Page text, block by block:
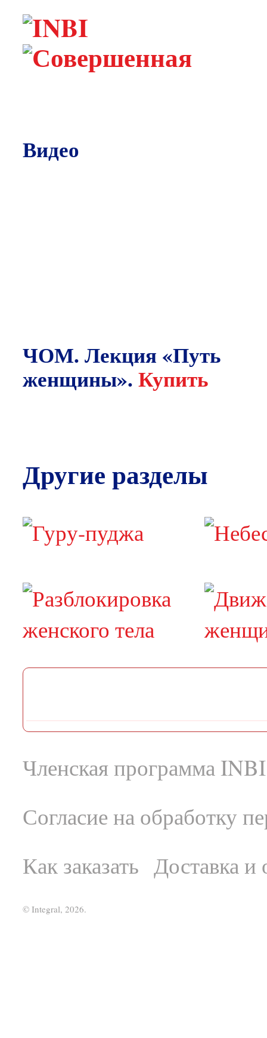
Видео
ЧОМ. Лекция «Путь
женщины».Купить
Другие разделы
Членская программа INBI
Согласие на обработку
Как заказать Доставка и
© Integral, 2026.